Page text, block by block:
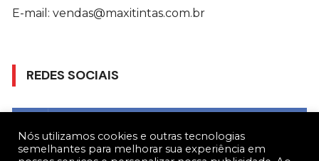
E-mail: vendas@maxitintas.com.br
REDES SOCIAIS
Nós utilizamos cookies e outras tecnologias
semelhantes para melhorar sua experiência em